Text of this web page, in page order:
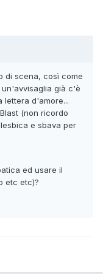
di scena, così come
un'avvisaglia già c'è
lettera d'amore...
(non ricordo
e sbava per
ed usare il
etc etc)?